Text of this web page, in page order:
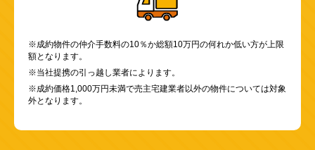
※成約物件の仲介手数料の10％か総額10万円の何れか低い方が上限
額となります。
※当社提携の引っ越し業者によります。
※成約価格1,000万円未満で売主宅建業者以外の物件については対象
外となります。